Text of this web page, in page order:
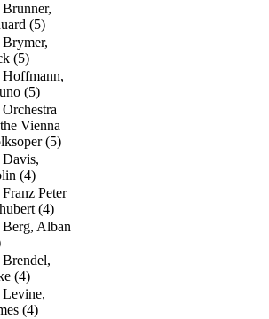
Brunner,
(5)
Brymer,
(5)
Hoffmann,
(5)
Orchestra
Vienna
(5)
Davis,
(4)
Franz Peter
(4)
Berg, Alban
Brendel,
(4)
Levine,
(4)